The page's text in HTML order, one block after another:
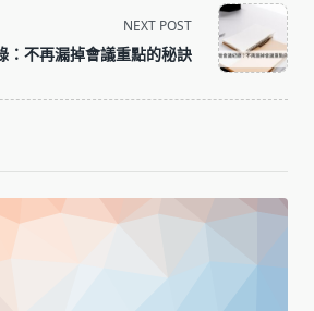
NEXT POST
：不再漏掉會議重點的秘訣